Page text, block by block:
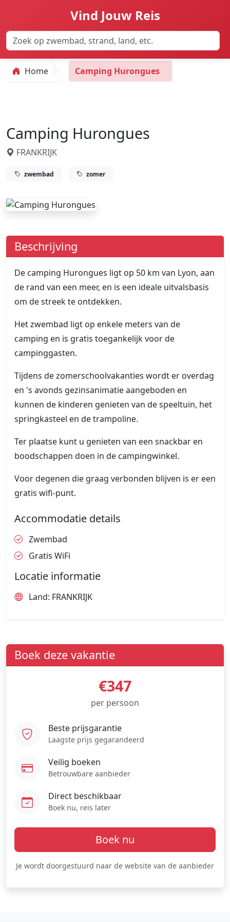
Vind Jouw Reis
Home Camping Hurongues
Camping Hurongues
FRANKRIJK
zwembad zomer
Beschrijving
De camping Hurongues ligt op 50 km van Lyon, aan
de rand van een meer, en is een ideale uitvalsbasis
om de streek te ontdekken.
Het zwembad ligt op enkele meters van de
camping en is gratis toegankelijk voor de
campinggasten.
Tijdens de zomerschoolvakanties wordt er overdag
en 's avonds gezinsanimatie aangeboden en
kunnen de kinderen genieten van de speeltuin, het
springkasteel en de trampoline.
Ter plaatse kunt u genieten van een snackbar en
boodschappen doen in de campingwinkel.
Voor degenen die graag verbonden blijven is er een
gratis wifi-punt.
Accommodatie details
Zwembad
Gratis WiFi
Locatie informatie
Land: FRANKRIJK
Boek deze vakantie
€347
per persoon
Beste prijsgarantie
Laagste prijs gegarandeerd
Veilig boeken
Betrouwbare aanbieder
Direct beschikbaar
Boek nu, reis later
Boek nu
Je wordt doorgestuurd naar de website van de aanbieder